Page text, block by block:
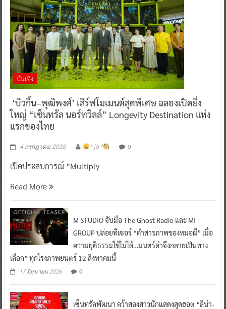
บันเทิง
‘บิวกิ้น–พุฒิพงศ์’ เสิร์ฟโมเมนต์สุดพิเศษ ฉลองเปิดยิ่ง
ใหญ่ “เซ็นทรัล นอร์ทวิลล์” Longevity Destination แห่ง
แรกของไทย
4 กรกฎาคม 2026 ^ jo ^ 0
เปิดประสบการณ์ “Multiply
Read More
M STUDIO จับมือ The Ghost Radio และ MI
GROUP ปล่อยทีเซอร์ “คำสารภาพของหมอผี” เมื่อ
ความยุติธรรมใช้ไม่ได้…มนตร์ดำจึงกลายเป็นทาง
เลือก” ทุกโรงภาพยนตร์ 12 สิงหาคมนี้
17 มิถุนายน 2026 0
เซ็นทรัลพัฒนา คว้าสองสาวนักแสดงสุดฮอต “ลีน่า-